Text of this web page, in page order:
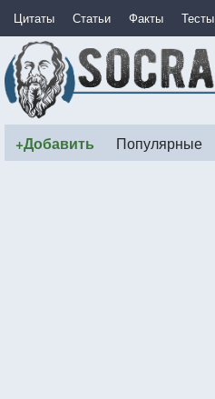
Цитаты Статьи Факты Тесты
+Добавить Популярные